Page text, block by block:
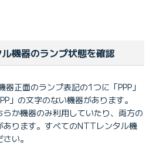
機器のランプ状態を確認
正面のランプ表記の1つに「PPP」
」の文字のない機器があります。
か機器のみ利用していたり、両方の
あります。すべてのNTTレンタル機
い。